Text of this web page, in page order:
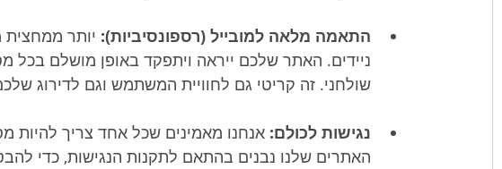
התאמה מלאה למובייל (רספונסיביות): יותר
ניידים. האתר שלכם ייראה ויתפקד באופן מושלם
שולחני. זה קריטי גם לחוויית המשתמש וגם לדירוג
נגישות לכולם: אנחנו מאמינים שכל אחד צריך להיות
האתרים שלנו נבנים בהתאם לתקנות הנגישות, כדי